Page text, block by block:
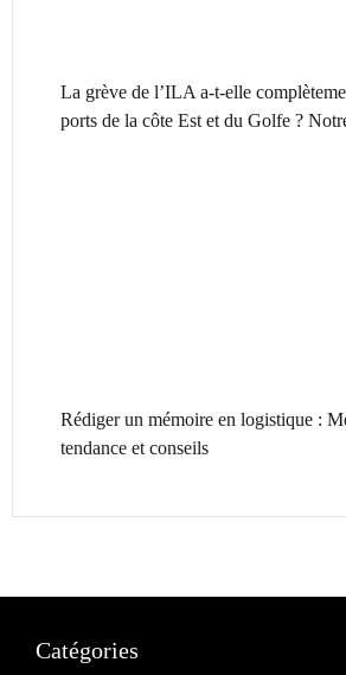
La grève de l’ILA a-t-elle
ports de la côte Est et du Golfe ?
Rédiger un mémoire en logistique :
tendance et conseils
Catégories